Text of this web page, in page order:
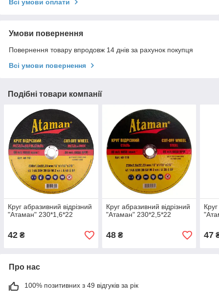
Всі умови оплати
Умови повернення
Повернення товару впродовж 14 днів за рахунок покупця
Всі умови повернення
Подібні товари компанії
Круг абразивний відрізний
"Атаман" 230*1,6*22
42 ₴
Круг абразивний відрізний
"Атаман" 230*2,5*22
48₴ 47
Про нас
100% позитивних з 49 відгуків за рік